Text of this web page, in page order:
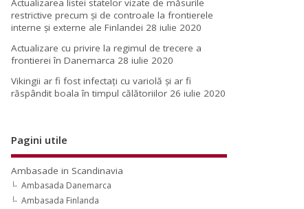
Actualizarea listei statelor vizate de măsurile
restrictive precum și de controale la frontierele
interne și externe ale Finlandei 28 iulie 2020
Actualizare cu privire la regimul de trecere a
frontierei în Danemarca 28 iulie 2020
Vikingii ar fi fost infectaţi cu variolă şi ar fi
răspândit boala în timpul călătoriilor 26 iulie 2020
Pagini utile
Ambasade in Scandinavia
Ambasada Danemarca
Ambasada Finlanda